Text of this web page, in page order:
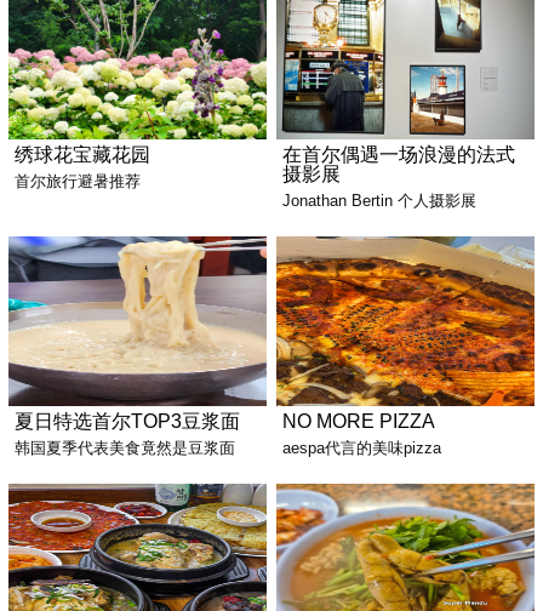
绣球花宝藏花园
首尔旅行避暑推荐
在首尔偶遇一场浪漫的法式
摄影展
Jonathan Bertin 个人摄影展
夏日特选首尔TOP3豆浆面
韩国夏季代表美食竟然是豆浆面
NO MORE PIZZA
aespa代言的美味pizza